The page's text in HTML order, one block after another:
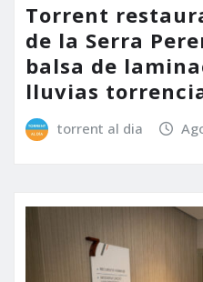
Torrent
de la Serra
balsa de
lluvias
torrent al dia